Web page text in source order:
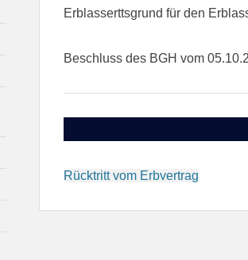
Erblasserttsgrund für den
Beschluss des BGH vom
Beitragsnavigation
Rücktritt vom Erbvertrag